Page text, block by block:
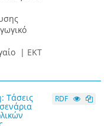
| ΕΚΤ
Τάσεις RDF